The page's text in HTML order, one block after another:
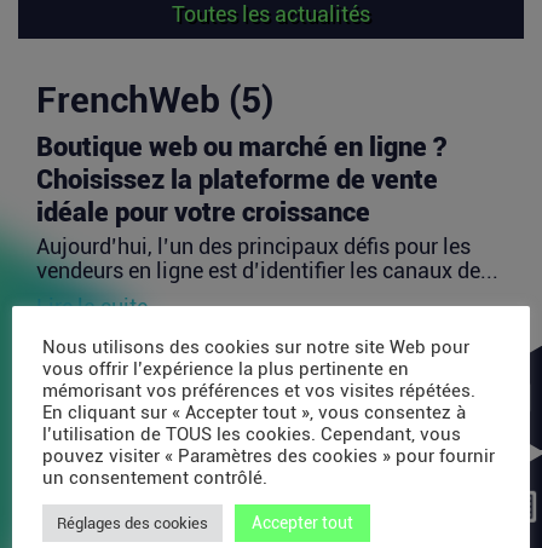
Toutes les actualités
FrenchWeb (5)
Boutique web ou marché en ligne ?
Choisissez la plateforme de vente
idéale pour votre croissance
Aujourd’hui, l’un des principaux défis pour les
vendeurs en ligne est d’identifier les canaux de...
Lire la suite
Avec 35 millions de dollars, SAPIOM
veut devenir le contrôleur de gestion
des agents IA
Les agents IA peuvent enchaîner des dizaines
d’appels de modèles, utiliser des outils externes,
acheter...
Nous utilisons des cookies sur notre site Web pour
vous offrir l’expérience la plus pertinente en
mémorisant vos préférences et vos visites répétées.
En cliquant sur « Accepter tout », vous consentez à
l’utilisation de TOUS les cookies. Cependant, vous
pouvez visiter « Paramètres des cookies » pour fournir
un consentement contrôlé.
Réglages des cookies Accepter tout